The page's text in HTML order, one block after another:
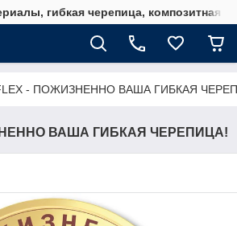
гибкая черепица, композитная
- ПОЖИЗНЕННО ВАША ГИБКАЯ
ВАША ГИБКАЯ ЧЕРЕПИЦА!